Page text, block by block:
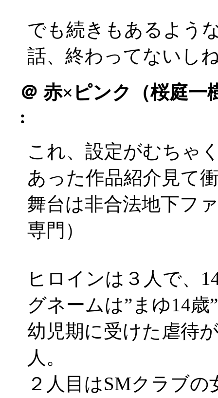
でも続きもあるよう
話、終わってないし
＠ 赤×ピンク（桜庭一
:
これ、設定がむちゃ
あった作品紹介見て
舞台は非合法地下フ
専門）
ヒロインは３人で、
グネームは”まゆ14歳
幼児期に受けた虐待
人。
２人目はSMクラブ